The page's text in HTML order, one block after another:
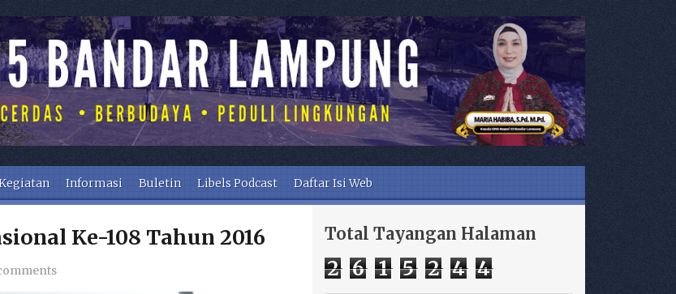
Informasi Buletin Libels Podcast Daftar Isi Web
Ke-108 Tahun 2016 Total Tayangan Halaman
2 6 1 5 2 4 4